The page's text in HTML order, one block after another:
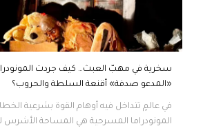
سخرية في مهبّ العبث… كيف جردت
«المدعو صدفة» أقنعة السلطة والحروب؟
في عالمٍ تتداخل فيه أوهام القوة بشرعية
المونودراما المسرحية هي المساحة الأشرس